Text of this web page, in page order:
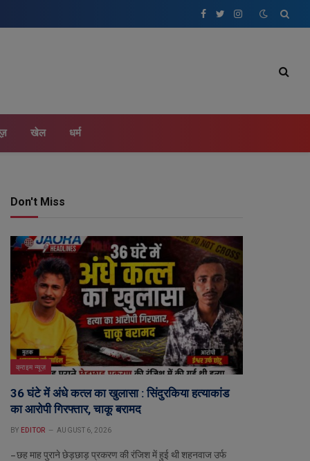
Facebook
TwitterInstagram
खेल धर्म
Don't Miss
क्राइम न्यूज़
36 घंटे में अंधे कत्ल का खुलासा : सिंदुरकिया हत्याकांड
का आरोपी गिरफ्तार, चाकू बरामद
BY EDITOR AUGUST 6, 2026
– छह माह पुराने छेड़छाड़ प्रकरण की रंजिश में हुई थी शहनवाज उर्फ